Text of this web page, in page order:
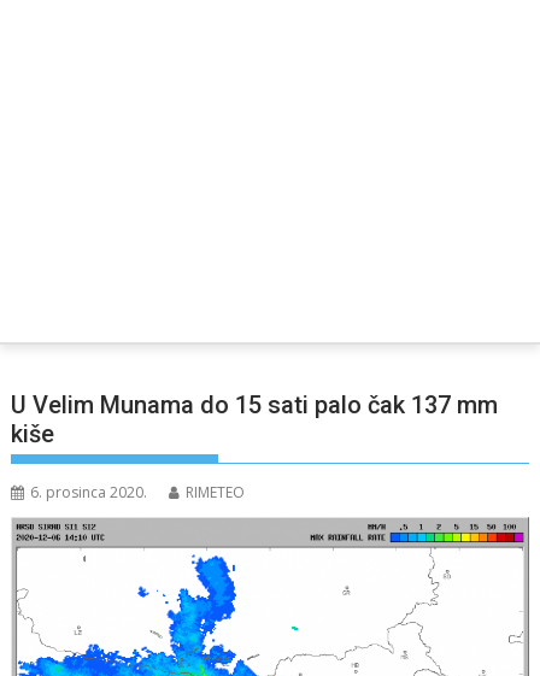
U Velim Munama do 15 sati palo čak 137 mm
kiše
6. prosinca 2020. RIMETEO